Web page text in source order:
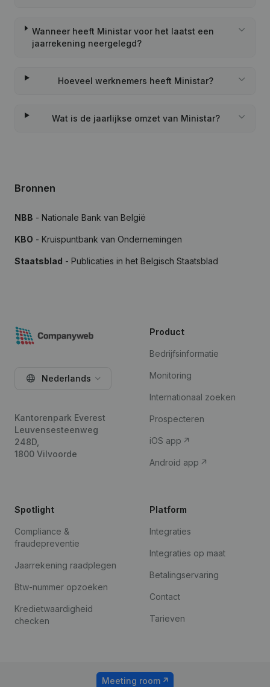
Wanneer heeft Ministar voor het laatst een
jaarrekening neergelegd?
Hoeveel werknemers heeft Ministar?
Wat is de jaarlijkse omzet van Ministar?
Bronnen
NBB - Nationale Bank van België
KBO - Kruispuntbank van Ondernemingen
Staatsblad - Publicaties in het Belgisch Staatsblad
Nederlands
Kantorenpark Everest
Leuvensesteenweg
248D,
1800 Vilvoorde
Product
Bedrijfsinformatie
Monitoring
Internationaal zoeken
Prospecteren
iOS app
Android app
Spotlight
Compliance &
fraudepreventie
Jaarrekening raadplegen
Btw-nummer opzoeken
Kredietwaardigheid
checken
Platform
Integraties
Integraties op maat
Betalingservaring
Contact
Tarieven
Meeting room